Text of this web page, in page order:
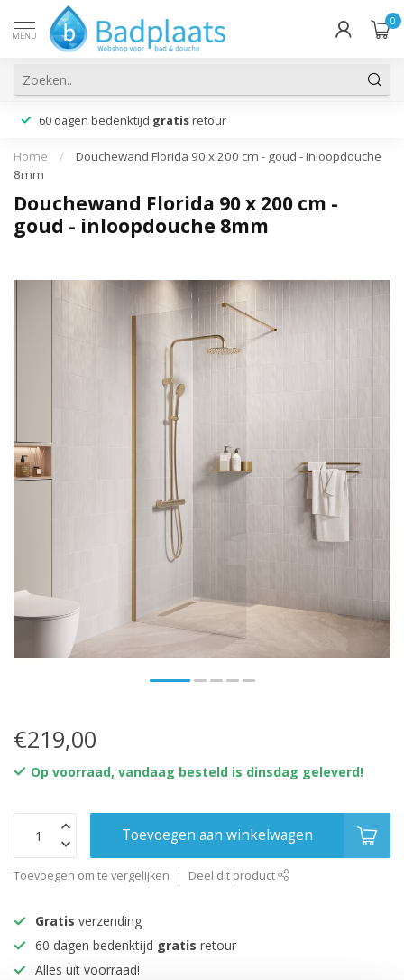
MENU
0
60 dagen bedenktijd gratis retour
Home /
Douchewand Florida 90 x 200 cm - goud - inloopdouche
8mm
Douchewand Florida 90 x 200 cm -
goud - inloopdouche 8mm
€219,00
Op voorraad, vandaag besteld is dinsdag geleverd!
Toevoegen aan winkelwagen
Toevoegen om te vergelijken Deel dit product
Gratis verzending
60 dagen bedenktijd gratis retour
Alles uit voorraad!